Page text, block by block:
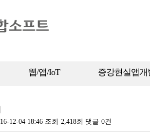
웹/앱/IoT 증강현실앱개
16-12-04 18:46 조회 2,418회 댓글 0건